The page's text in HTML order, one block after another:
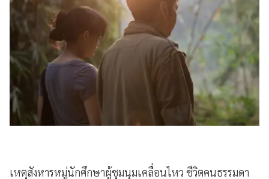
เหตุสังหารหมู่นักศึกษาผู้ชุมนุมเคลื่อนไหว ชีวิตคนธรรมดา